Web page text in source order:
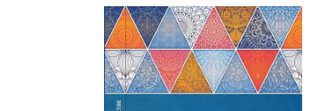
Статья
боковой
панели